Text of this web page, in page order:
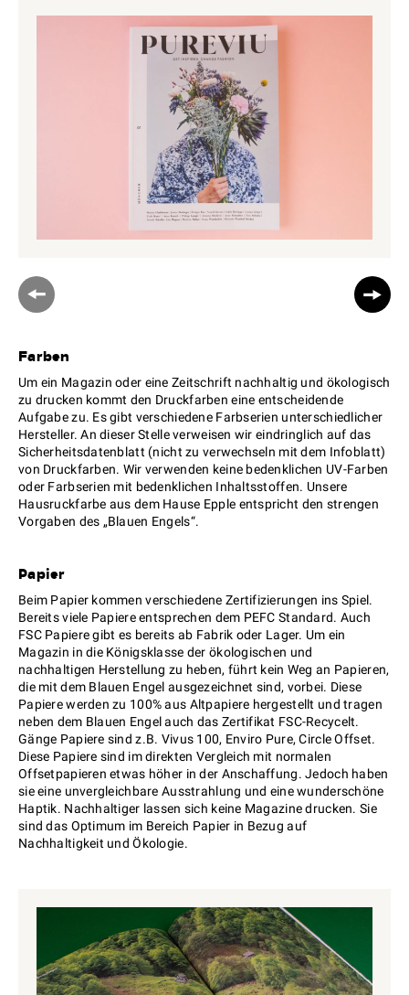
Farben
Um ein Magazin oder eine Zeitschrift nachhaltig und ökologisch
zu drucken kommt den Druckfarben eine entscheidende
Aufgabe zu. Es gibt verschiedene Farbserien unterschiedlicher
Hersteller. An dieser Stelle verweisen wir eindringlich auf das
Sicherheitsdatenblatt (nicht zu verwechseln mit dem Infoblatt)
von Druckfarben. Wir verwenden keine bedenklichen UV-Farben
oder Farbserien mit bedenklichen Inhaltsstoffen. Unsere
Hausruckfarbe aus dem Hause Epple entspricht den strengen
Vorgaben des „Blauen Engels“.
Papier
Beim Papier kommen verschiedene Zertifizierungen ins Spiel.
Bereits viele Papiere entsprechen dem PEFC Standard. Auch
FSC Papiere gibt es bereits ab Fabrik oder Lager. Um ein
Magazin in die Königsklasse der ökologischen und
nachhaltigen Herstellung zu heben, führt kein Weg an Papieren,
die mit dem Blauen Engel ausgezeichnet sind, vorbei. Diese
Papiere werden zu 100% aus Altpapiere hergestellt und tragen
neben dem Blauen Engel auch das Zertifikat FSC-Recycelt.
Gänge Papiere sind z.B. Vivus 100, Enviro Pure, Circle Offset.
Diese Papiere sind im direkten Vergleich mit normalen
Offsetpapieren etwas höher in der Anschaffung. Jedoch haben
sie eine unvergleichbare Ausstrahlung und eine wunderschöne
Haptik. Nachhaltiger lassen sich keine Magazine drucken. Sie
sind das Optimum im Bereich Papier in Bezug auf
Nachhaltigkeit und Ökologie.